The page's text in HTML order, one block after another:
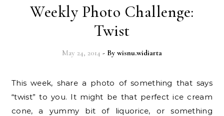
Weekly Photo Challenge:
Twist
May 24, 2014 - By wisnu.widiarta
This week, share a photo of something that says
“twist” to you. It might be that perfect ice cream
cone, a yummy bit of liquorice, or something